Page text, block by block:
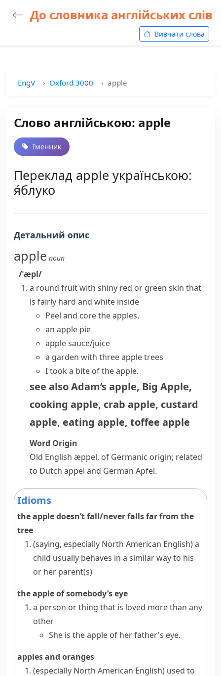
До словника англійських слів
Вивчати слова
EngV Oxford 3000 apple
Слово англійською: apple
Іменник
Переклад apple українською:
я́блуко
Детальний опис
apple noun
/ˈæpl/
a round fruit with shiny red or green skin that
is fairly hard and white inside
Peel and core the apples.
an apple pie
apple sauce/juice
a garden with threeapple trees
I took a bite of the apple.
see alsoAdam’s apple, Big Apple,
cooking apple, crab apple, custard
apple, eating apple, toffee apple
Word Origin
Old English æppel, of Germanic origin; related
to Dutch appel and German Apfel.
Idioms
the apple doesn’t fall/never falls far from the
tree
(saying, especially North American English)a
child usually behaves in a similar way to his
or her parent(s)
the apple of somebody’s eye
a person or thing that is loved more than any
other
She is the apple of her father's eye.
apples and oranges
(especially North American English) used to